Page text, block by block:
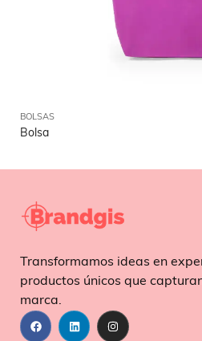
BOLSAS
Bolsa
Transformamos ideas en
productos únicos que
marca.